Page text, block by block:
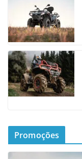
Promoções